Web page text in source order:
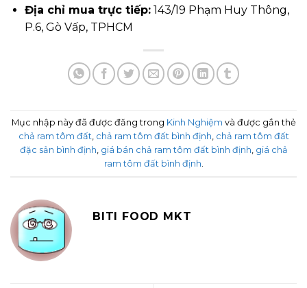
Địa chỉ mua trực tiếp:143/19 Phạm Huy Thông,
P.6, Gò Vấp, TPHCM
Mục nhập này đã được đăng trong Kinh Nghiệm và được gắn thẻ
chả ram tôm đất chả ram tôm đất bình định chả ram tôm đất
đặc sản bình định giá bán chả ram tôm đất bình định giá chả
ram tôm đất bình định
BITI FOOD MKT